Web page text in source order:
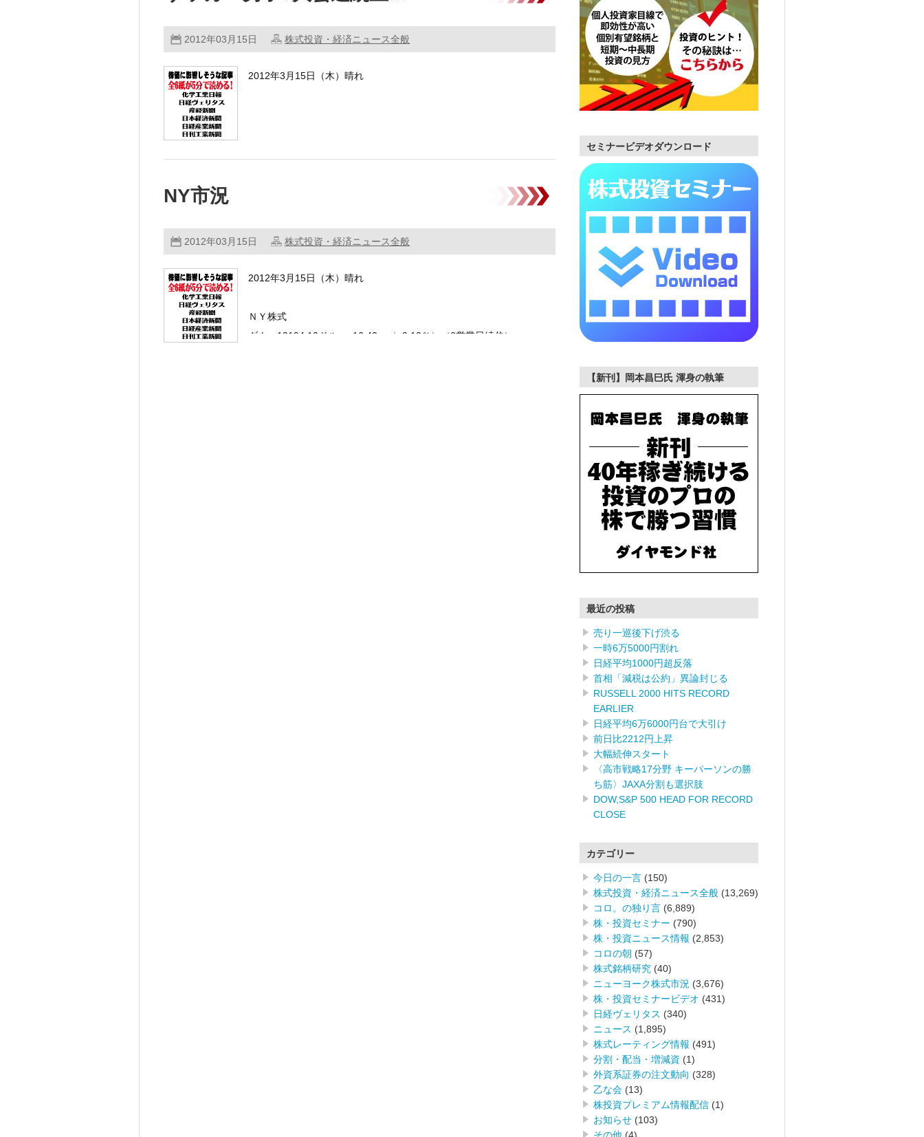
金額 …………
2012年03月15日 株式投資・経済ニュース全般
2012年3月15日（木）晴れ
NY市況
2012年03月15日 株式投資・経済ニュース全般
2012年3月15日（木）晴れ
ＮＹ株式
ダウ：13194.10ドル +16.42 （+0.12％）（6営業日続伸）
セミナービデオダウンロード
【新刊】岡本昌巳氏 渾身の執筆
最近の投稿
売り一巡後下げ渋る
一時6万5000円割れ
日経平均1000円超反落
首相「減税は公約」異論封じる
RUSSELL 2000 HITS RECORD
EARLIER
日経平均6万6000円台で大引け
前日比2212円上昇
大幅続伸スタート
〈高市戦略17分野 キーパーソンの勝
ち筋〉JAXA分割も選択肢
DOW,S&P 500 HEAD FOR RECORD
CLOSE
カテゴリー
今日の一言 (150)
株式投資・経済ニュース全般 (13,269)
コロ。の独り言 (6,889)
株・投資セミナー (790)
株・投資ニュース情報 (2,853)
コロの朝 (57)
株式銘柄研究 (40)
ニューヨーク株式市況 (3,676)
株・投資セミナービデオ (431)
日経ヴェリタス (340)
ニュース (1,895)
株式レーティング情報 (491)
分割・配当・増減資 (1)
外資系証券の注文動向 (328)
乙な会 (13)
株投資プレミアム情報配信 (1)
お知らせ (103)